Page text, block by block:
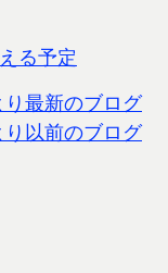
る予定
り最新のブログ
り以前のブログ